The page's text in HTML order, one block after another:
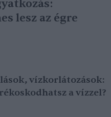
lesz az égre
vízkorlátozások:
a vízzel?